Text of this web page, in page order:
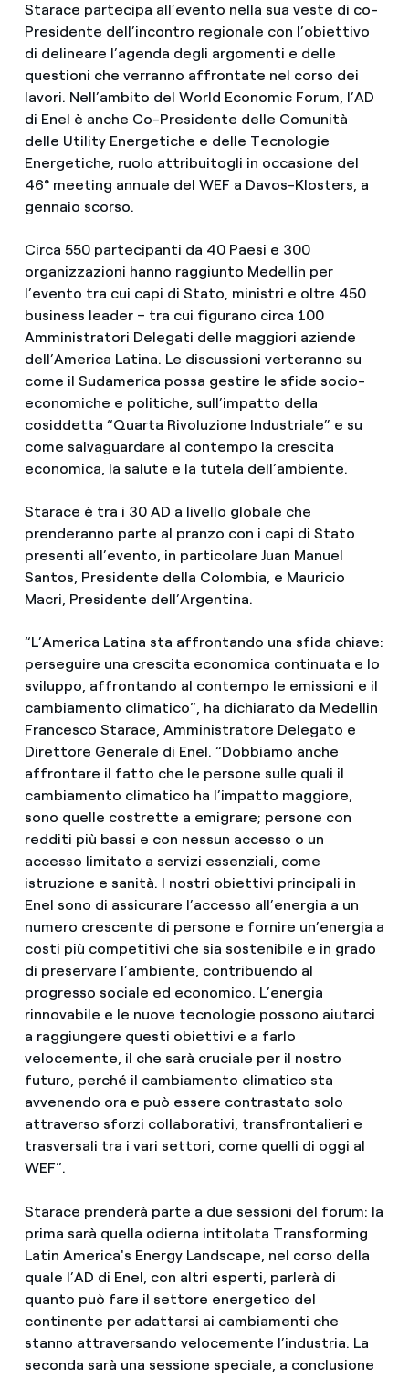
Starace partecipa all’evento nella sua veste di co-
Presidente dell’incontro regionale con l’obiettivo
di delineare l’agenda degli argomenti e delle
questioni che verranno affrontate nel corso dei
lavori. Nell’ambito del World Economic Forum, l’AD
di Enel è anche Co-Presidente delle Comunità
delle Utility Energetiche e delle Tecnologie
Energetiche, ruolo attribuitogli in occasione del
46° meeting annuale del WEF a Davos-Klosters, a
gennaio scorso.
Circa 550 partecipanti da 40 Paesi e 300
organizzazioni hanno raggiunto Medellin per
l’evento tra cui capi di Stato, ministri e oltre 450
business leader – tra cui figurano circa 100
Amministratori Delegati delle maggiori aziende
dell’America Latina. Le discussioni verteranno su
come il Sudamerica possa gestire le sfide socio-
economiche e politiche, sull’impatto della
cosiddetta “Quarta Rivoluzione Industriale” e su
come salvaguardare al contempo la crescita
economica, la salute e la tutela dell’ambiente.
Starace è tra i 30 AD a livello globale che
prenderanno parte al pranzo con i capi di Stato
presenti all’evento, in particolare Juan Manuel
Santos, Presidente della Colombia, e Mauricio
Macri, Presidente dell’Argentina.
“L’America Latina sta affrontando una sfida chiave:
perseguire una crescita economica continuata e lo
sviluppo, affrontando al contempo le emissioni e il
cambiamento climatico”, ha dichiarato da Medellin
Francesco Starace, Amministratore Delegato e
Direttore Generale di Enel. “Dobbiamo anche
affrontare il fatto che le persone sulle quali il
cambiamento climatico ha l’impatto maggiore,
sono quelle costrette a emigrare; persone con
redditi più bassi e con nessun accesso o un
accesso limitato a servizi essenziali, come
istruzione e sanità. I nostri obiettivi principali in
Enel sono di assicurare l’accesso all’energia a un
numero crescente di persone e fornire un’energia a
costi più competitivi che sia sostenibile e in grado
di preservare l’ambiente, contribuendo al
progresso sociale ed economico. L’energia
rinnovabile e le nuove tecnologie possono aiutarci
a raggiungere questi obiettivi e a farlo
velocemente, il che sarà cruciale per il nostro
futuro, perché il cambiamento climatico sta
avvenendo ora e può essere contrastato solo
attraverso sforzi collaborativi, transfrontalieri e
trasversali tra i vari settori, come quelli di oggi al
WEF”.
Starace prenderà parte a due sessioni del forum: la
prima sarà quella odierna intitolata Transforming
Latin America's Energy Landscape, nel corso della
quale l’AD di Enel, con altri esperti, parlerà di
quanto può fare il settore energetico del
continente per adattarsi ai cambiamenti che
stanno attraversando velocemente l’industria. La
seconda sarà una sessione speciale, a conclusione